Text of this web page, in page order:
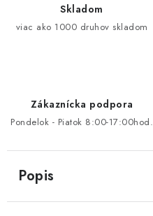
Skladom
viac ako 1000 druhov skladom
Zákaznícka podpora
Pondelok - Piatok 8:00-17:00hod.
Popis